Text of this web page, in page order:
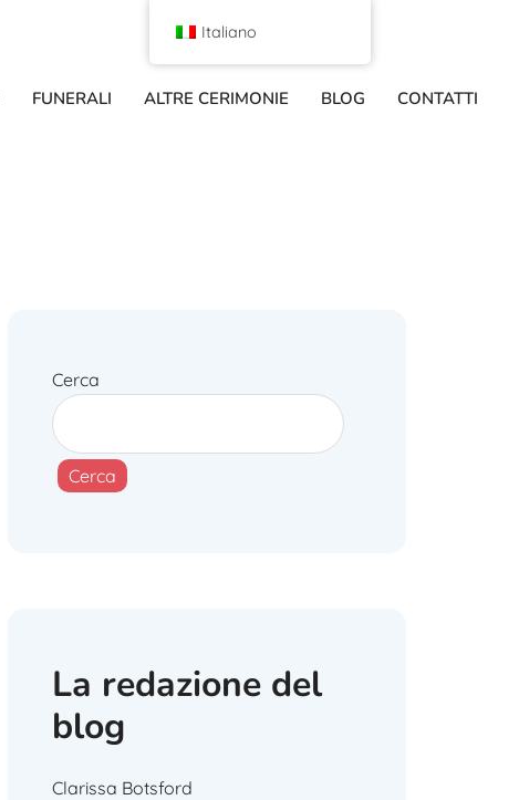
FUNERALI ALTRE CERIMONIE BLOG CONTATTI
Cerca
Cerca
La redazione del
blog
Clarissa Botsford
Italiano